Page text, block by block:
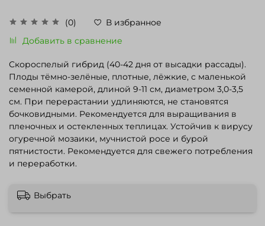
(0)
В избранное
Добавить в сравнение
Скороспелый гибрид (40-42 дня от высадки рассады).
Плоды тёмно-зелёные, плотные, лёжкие, с маленькой
семенной камерой, длиной 9-11 см, диаметром 3,0-3,5
см. При перерастании удлиняются, не становятся
бочковидными. Рекомендуется для выращивания в
пленочных и остекленных теплицах. Устойчив к вирусу
огуречной мозаики, мучнистой росе и бурой
пятнистости. Рекомендуется для свежего потребления
и переработки.
Выбрать